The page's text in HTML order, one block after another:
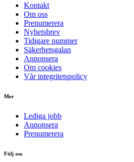
Kontakt
Om oss
Prenumerera
Nyhetsbrev
Tidigare nummer
Säkerhetsgalan
Annonsera
Om cookies
Vår integritetspolicy
Mer
Lediga jobb
Annonsera
Prenumerera
Följ oss